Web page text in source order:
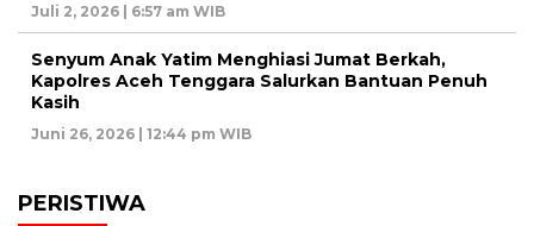
Juli 2, 2026 | 6:57 am WIB
Senyum Anak Yatim Menghiasi Jumat Berkah,
Kapolres Aceh Tenggara Salurkan Bantuan Penuh
Kasih
Juni 26, 2026 | 12:44 pm WIB
PERISTIWA